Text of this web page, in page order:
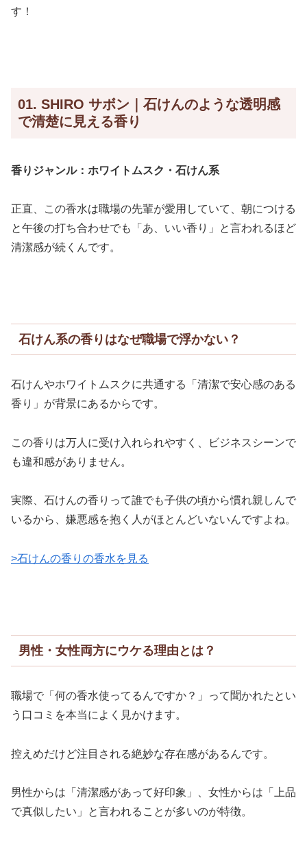
す！
01. SHIRO サボン｜石けんのような透明感
で清楚に見える香り
香りジャンル：ホワイトムスク・石けん系
正直、この香水は職場の先輩が愛用していて、朝につける
と午後の打ち合わせでも「あ、いい香り」と言われるほど
清潔感が続くんです。
石けん系の香りはなぜ職場で浮かない？
石けんやホワイトムスクに共通する「清潔で安心感のある
香り」が背景にあるからです。
この香りは万人に受け入れられやすく、ビジネスシーンで
も違和感がありません。
実際、石けんの香りって誰でも子供の頃から慣れ親しんで
いるから、嫌悪感を抱く人がほとんどいないんですよね。
>石けんの香りの香水を見る
男性・女性両方にウケる理由とは？
職場で「何の香水使ってるんですか？」って聞かれたとい
う口コミを本当によく見かけます。
控えめだけど注目される絶妙な存在感があるんです。
男性からは「清潔感があって好印象」、女性からは「上品
で真似したい」と言われることが多いのが特徴。